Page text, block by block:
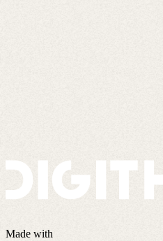
Made with